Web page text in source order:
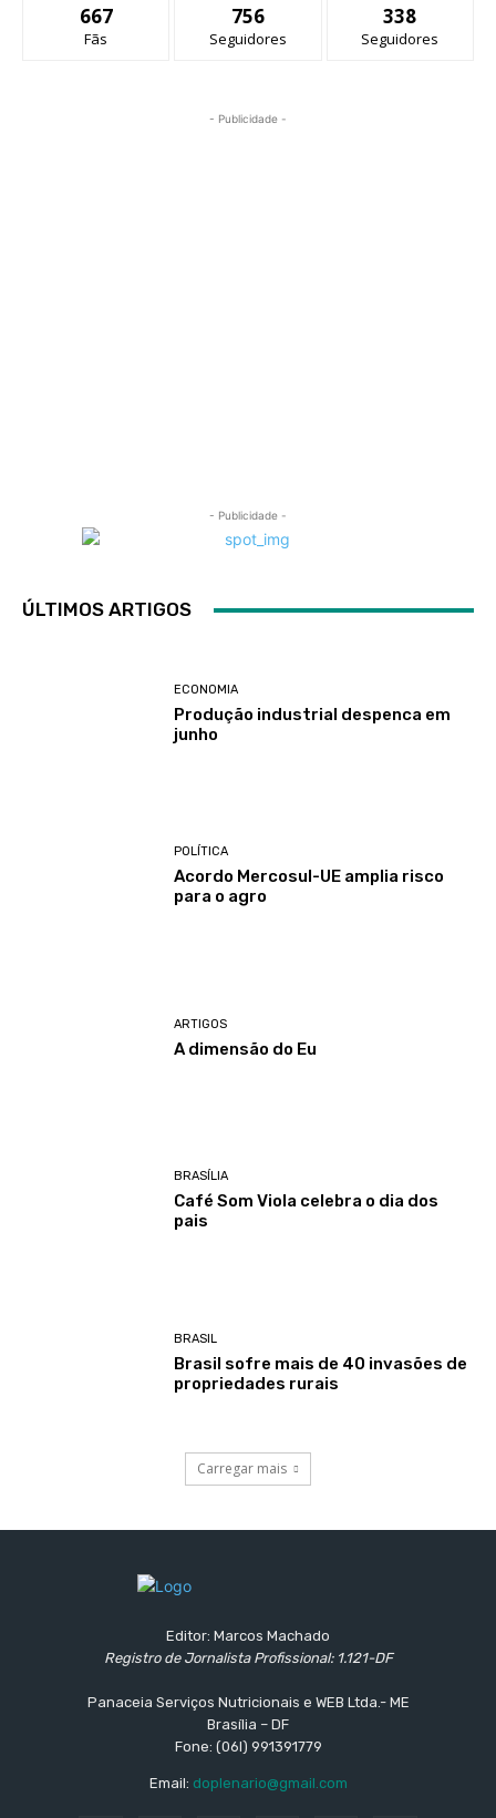
667
Fãs
756
Seguidores
338
Seguidores
- Publicidade -
- Publicidade -
ÚLTIMOS ARTIGOS
ECONOMIA
Produção industrial despenca em
junho
POLÍTICA
Acordo Mercosul-UE amplia risco
para o agro
ARTIGOS
A dimensão do Eu
BRASÍLIA
Café Som Viola celebra o dia dos
pais
BRASIL
Brasil sofre mais de 40 invasões de
propriedades rurais
Carregar mais
Editor: Marcos Machado
Registro de Jornalista Profissional: 1.121-DF
Panaceia Serviços Nutricionais e WEB Ltda.- ME
Brasília – DF
Fone: (06l) 991391779
Email: doplenario@gmail.com